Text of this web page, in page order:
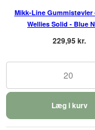
Mikk-Line Gummistøvler
Wellies Solid - Blue
229,95 kr.
20
Læg i kurv